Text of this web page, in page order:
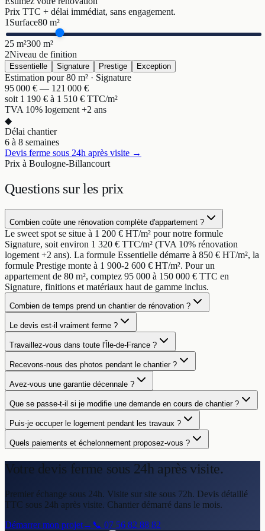
Prix TTC + délai immédiat, sans engagement.
1Surface80 m²
25 m²300 m²
2Niveau de finition
Essentielle Signature Prestige Exception
Estimation pour80 m² · Signature
95 000 € — 121 000 €
soit 1 190 € à 1 510 € TTC/m²
TVA 10% logement +2 ans
◆
Délai chantier
6 à 8 semaines
Devis ferme sous 24h après visite →
Prix à Boulogne-Billancourt
Questions surles prix
Combien coûte une rénovation complète d'appartement ?
Le sweet spot se situe à 1 200 € HT/m² pour notre formule
Signature, soit environ 1 320 € TTC/m² (TVA 10% rénovation
logement +2 ans). La formule Essentielle démarre à 850 € HT/m², la
formule Prestige monte à 1 900-2 600 € HT/m². Pour un
appartement de 80 m², comptez 95 000 à 150 000 € TTC en
Signature, finitions et matériaux haut de gamme inclus.
Combien de temps prend un chantier de rénovation ?
Le devis est-il vraiment ferme ?
Travaillez-vous dans toute l'Île-de-France ?
Recevons-nous des photos pendant le chantier ?
Avez-vous une garantie décennale ?
Que se passe-t-il si je modifie une demande en cours de chantier ?
Puis-je occuper le logement pendant les travaux ?
Quels paiements et échelonnement proposez-vous ?
Votre devis ferme sous 24h après visite.
Premier échange sous 24h. Visite sur site sous 72h. Devis détaillé
TTC sous 24h après visite. Chantier démarré dans le mois.
Démarrer mon projet→ 📞 07 56 82 88 82